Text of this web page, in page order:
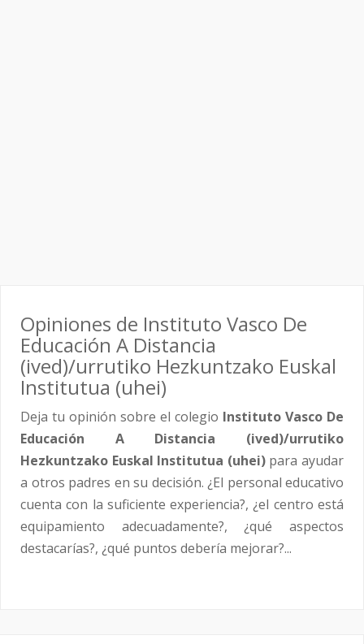
Opiniones de Instituto Vasco De
Educación A Distancia
(ived)/urrutiko Hezkuntzako Euskal
Institutua (uhei)
Deja tu opinión sobre el colegio Instituto Vasco De
Educación A Distancia (ived)/urrutiko
Hezkuntzako Euskal Institutua (uhei)para ayudar
a otros padres en su decisión. ¿El personal educativo
cuenta con la suficiente experiencia?, ¿el centro está
equipamiento adecuadamente?, ¿qué aspectos
destacarías?, ¿qué puntos debería mejorar?...